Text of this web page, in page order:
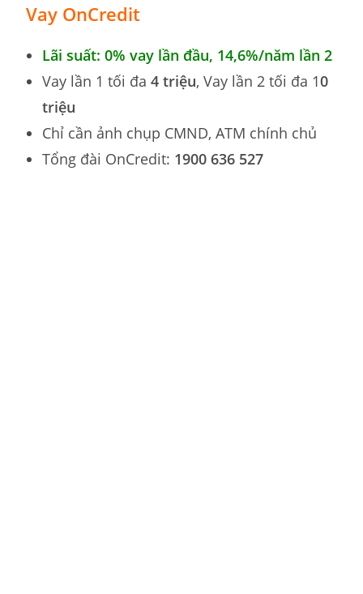
Vay OnCredit
Lãi suất: 0% vay lần đầu, 14,6%/năm lần 2
Vay lần 1 tối đa4 triệu, Vay lần 2 tối đa 10
triệu
Chỉ cần ảnh chụp CMND, ATM chính chủ
Tổng đài OnCredit: 1900 636 527